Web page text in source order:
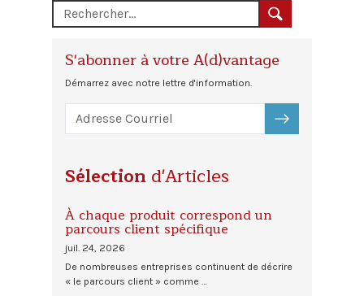
S'abonner à votre A(d)vantage
Démarrez avec notre lettre d'information.
S'ABONNER
Sélection d'Articles
À chaque produit correspond un
parcours client spécifique
juil. 24, 2026
De nombreuses entreprises continuent de décrire
« le parcours client » comme …